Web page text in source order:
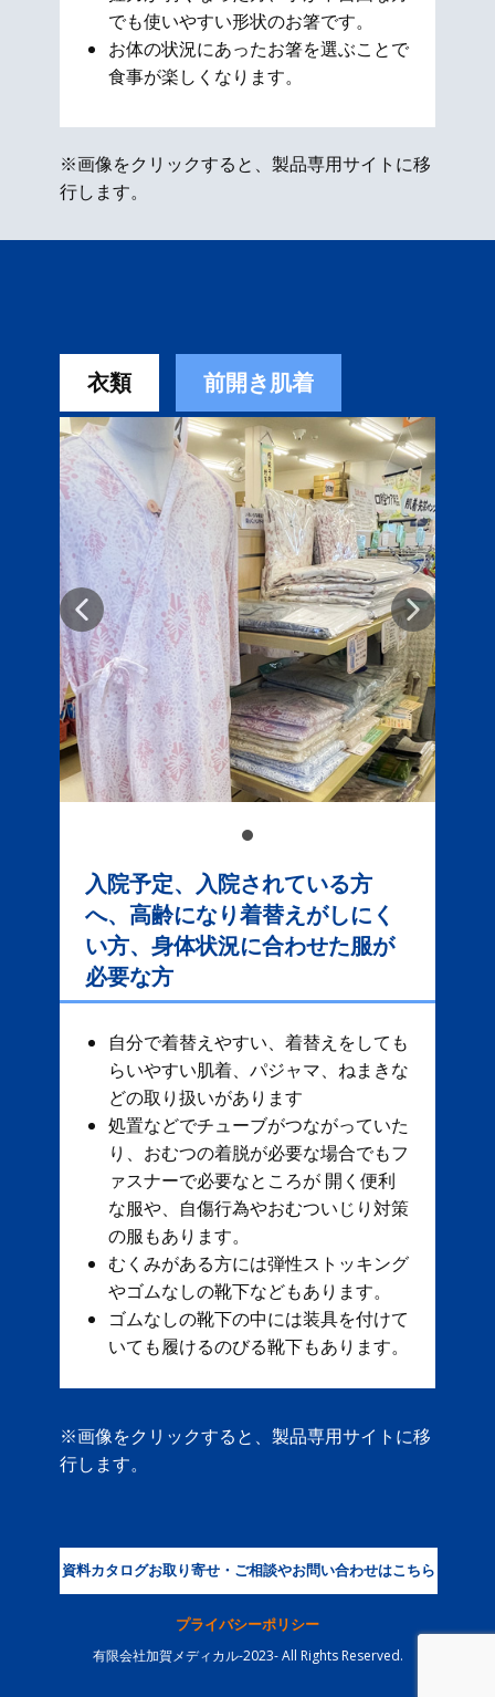
でも使いやすい形状のお箸です。
お体の状況にあったお箸を選ぶことで
食事が楽しくなります。
※画像をクリックすると、製品専用サイトに移
行します。
衣類 前開き肌着
入院予定、入院されている方
へ、高齢になり着替えがしにく
い方、身体状況に合わせた服が
必要な方
自分で着替えやすい、着替えをしても
らいやすい肌着、パジャマ、ねまきな
どの取り扱いがあります
処置などでチューブがつながっていた
り、おむつの着脱が必要な場合でもフ
ァスナーで必要なところが 開く便利
な服や、自傷行為やおむついじり対策
の服もあります。
むくみがある方には弾性ストッキング
やゴムなしの靴下などもあります。
ゴムなしの靴下の中には装具を付けて
いても履けるのびる靴下もあります。
※画像をクリックすると、製品専用サイトに移
行します。
資料カタログお取り寄せ・ご相談やお問い合わせはこちら
プライバシーポリシー
有限会社加賀メディカル-2023- All Rights Reserved.